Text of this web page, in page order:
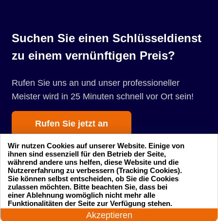
Suchen Sie einen Schlüsseldienst
zu einem vernünftigen Preis?
Rufen Sie uns an und unser professioneller
Meister wird in 25 Minuten schnell vor Ort sein!
Rufen Sie jetzt an
Startseite Einsatzgebiete
Preise
24 Stunden am Tag
Akzeptieren
Wir nutzen Cookies auf unserer Website. Einige von
ihnen sind essenziell für den Betrieb der Seite,
während andere uns helfen, diese Website und die
Nutzererfahrung zu verbessern (Tracking Cookies).
Sie können selbst entscheiden, ob Sie die Cookies
zulassen möchten. Bitte beachten Sie, dass bei
einer Ablehnung womöglich nicht mehr alle
Funktionalitäten der Seite zur Verfügung stehen.